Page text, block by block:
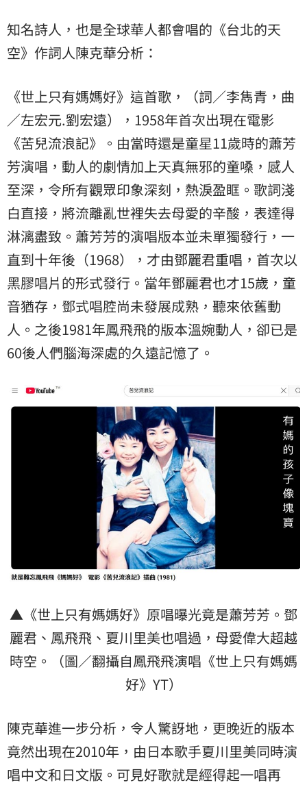
知名詩人，也是全球華人都會唱的《台北的天
空》作詞人陳克華分析：
《世上只有媽媽好》這首歌，（詞／李雋青，曲
／左宏元.劉宏遠），1958年首次出現在電影
《苦兒流浪記》。由當時還是童星11歲時的蕭芳
芳演唱，動人的劇情加上天真無邪的童嗓，感人
至深，令所有觀眾印象深刻，熱淚盈眶。歌詞淺
白直接，將流離亂世裡失去母愛的辛酸，表達得
淋漓盡致。蕭芳芳的演唱版本並未單獨發行，一
直到十年後（1968），才由鄧麗君重唱，首次以
黑膠唱片的形式發行。當年鄧麗君也才15歲，童
音猶存，鄧式唱腔尚未發展成熟，聽來依舊動
人。之後1981年鳳飛飛的版本溫婉動人，卻已是
60後人們腦海深處的久遠記憶了。
▲《世上只有媽媽好》原唱曝光竟是蕭芳芳。鄧
麗君、鳳飛飛、夏川里美也唱過，母愛偉大超越
時空。（圖／翻攝自鳳飛飛演唱《世上只有媽媽
好》YT）
陳克華進一步分析，令人驚訝地，更晚近的版本
竟然出現在2010年，由日本歌手夏川里美同時演
唱中文和日文版。可見好歌就是經得起一唱再